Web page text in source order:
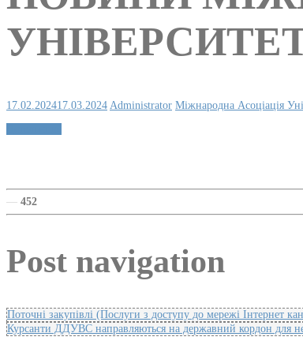
17.02.202417.03.2024 Administrator Міжнародна Асоціація
— 452
Post navigation
Поточні закупівлі (Послуги з доступу до мережі Інтернет
Курсанти ДДУВС направляються на державний кордон для